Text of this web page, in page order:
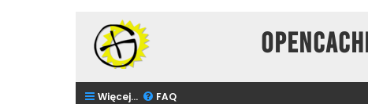
Więcej… FAQ